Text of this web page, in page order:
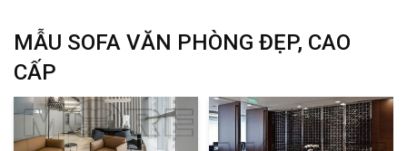
MẪU SOFA VĂN PHÒNG ĐẸP, CAO
CẤP